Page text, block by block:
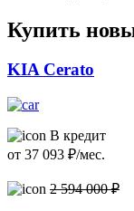
Купить
KIA Cerato
В кредит
от 37 093 ₽/мес.
2 594 000 ₽